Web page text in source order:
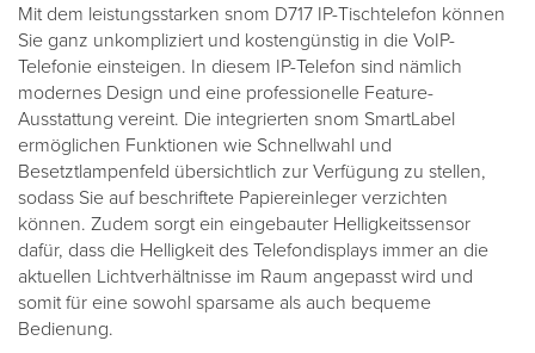
Mit dem leistungsstarken snom D717 IP-Tischtelefon können
Sie ganz unkompliziert und kostengünstig in die VoIP-
Telefonie einsteigen. In diesem IP-Telefon sind nämlich
modernes Design und eine professionelle Feature-
Ausstattung vereint. Die integrierten snom SmartLabel
ermöglichen Funktionen wie Schnellwahl und
Besetztlampenfeld übersichtlich zur Verfügung zu stellen,
sodass Sie auf beschriftete Papiereinleger verzichten
können. Zudem sorgt ein eingebauter Helligkeitssensor
dafür, dass die Helligkeit des Telefondisplays immer an die
aktuellen Lichtverhältnisse im Raum angepasst wird und
somit für eine sowohl sparsame als auch bequeme
Bedienung.